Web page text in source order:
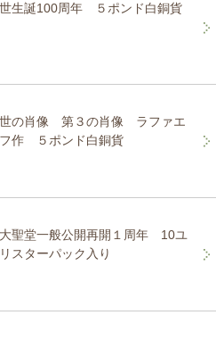
生誕100周年 ５ポンド白銅貨
世の肖像 第３の肖像 ラファエ
作 ５ポンド白銅貨
大聖堂一般公開再開１周年 10ユ
スターパック入り